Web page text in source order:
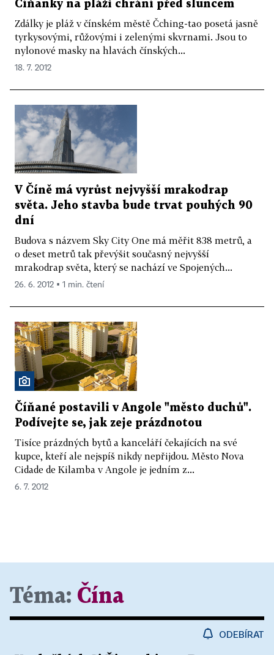
Číňanky na pláži chrání před sluncem
Zdálky je pláž v čínském městě Čching-tao posetá jasně
tyrkysovými, růžovými i zelenými skvrnami. Jsou to
nylonové masky na hlavách čínských...
18. 7. 2012
V Číně má vyrůst nejvyšší mrakodrap
světa. Jeho stavba bude trvat pouhých 90
dní
Budova s názvem Sky City One má měřit 838 metrů, a
o deset metrů tak převýšit současný nejvyšší
mrakodrap světa, který se nachází ve Spojených...
26. 6. 2012 ▪ 1 min. čtení
Číňané postavili v Angole "město duchů".
Podívejte se, jak zeje prázdnotou
Tisíce prázdných bytů a kanceláří čekajících na své
kupce, kteří ale nejspíš nikdy nepřijdou. Město Nova
Cidade de Kilamba v Angole je jedním z...
6. 7. 2012
Téma: Čína
ODEBÍRAT